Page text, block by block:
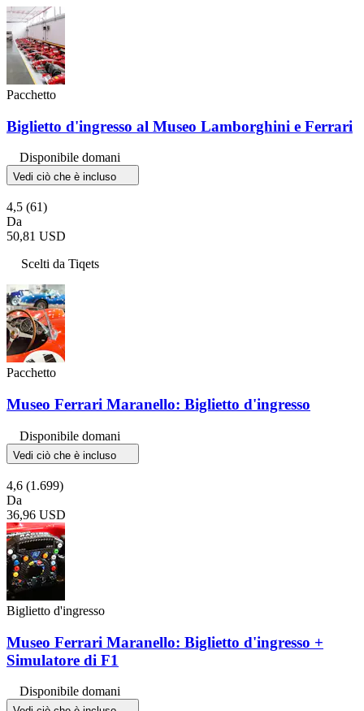
Pacchetto
Biglietto d'ingresso al Museo Lamborghini e Ferrari
Disponibile domani
Vedi ciò che è incluso
4,5 (61)
Da
50,81 USD
Scelti da Tiqets
Pacchetto
Museo Ferrari Maranello: Biglietto d'ingresso
Disponibile domani
Vedi ciò che è incluso
4,6 (1.699)
Da
36,96 USD
Biglietto d'ingresso
Museo Ferrari Maranello: Biglietto d'ingresso +
Simulatore di F1
Disponibile domani